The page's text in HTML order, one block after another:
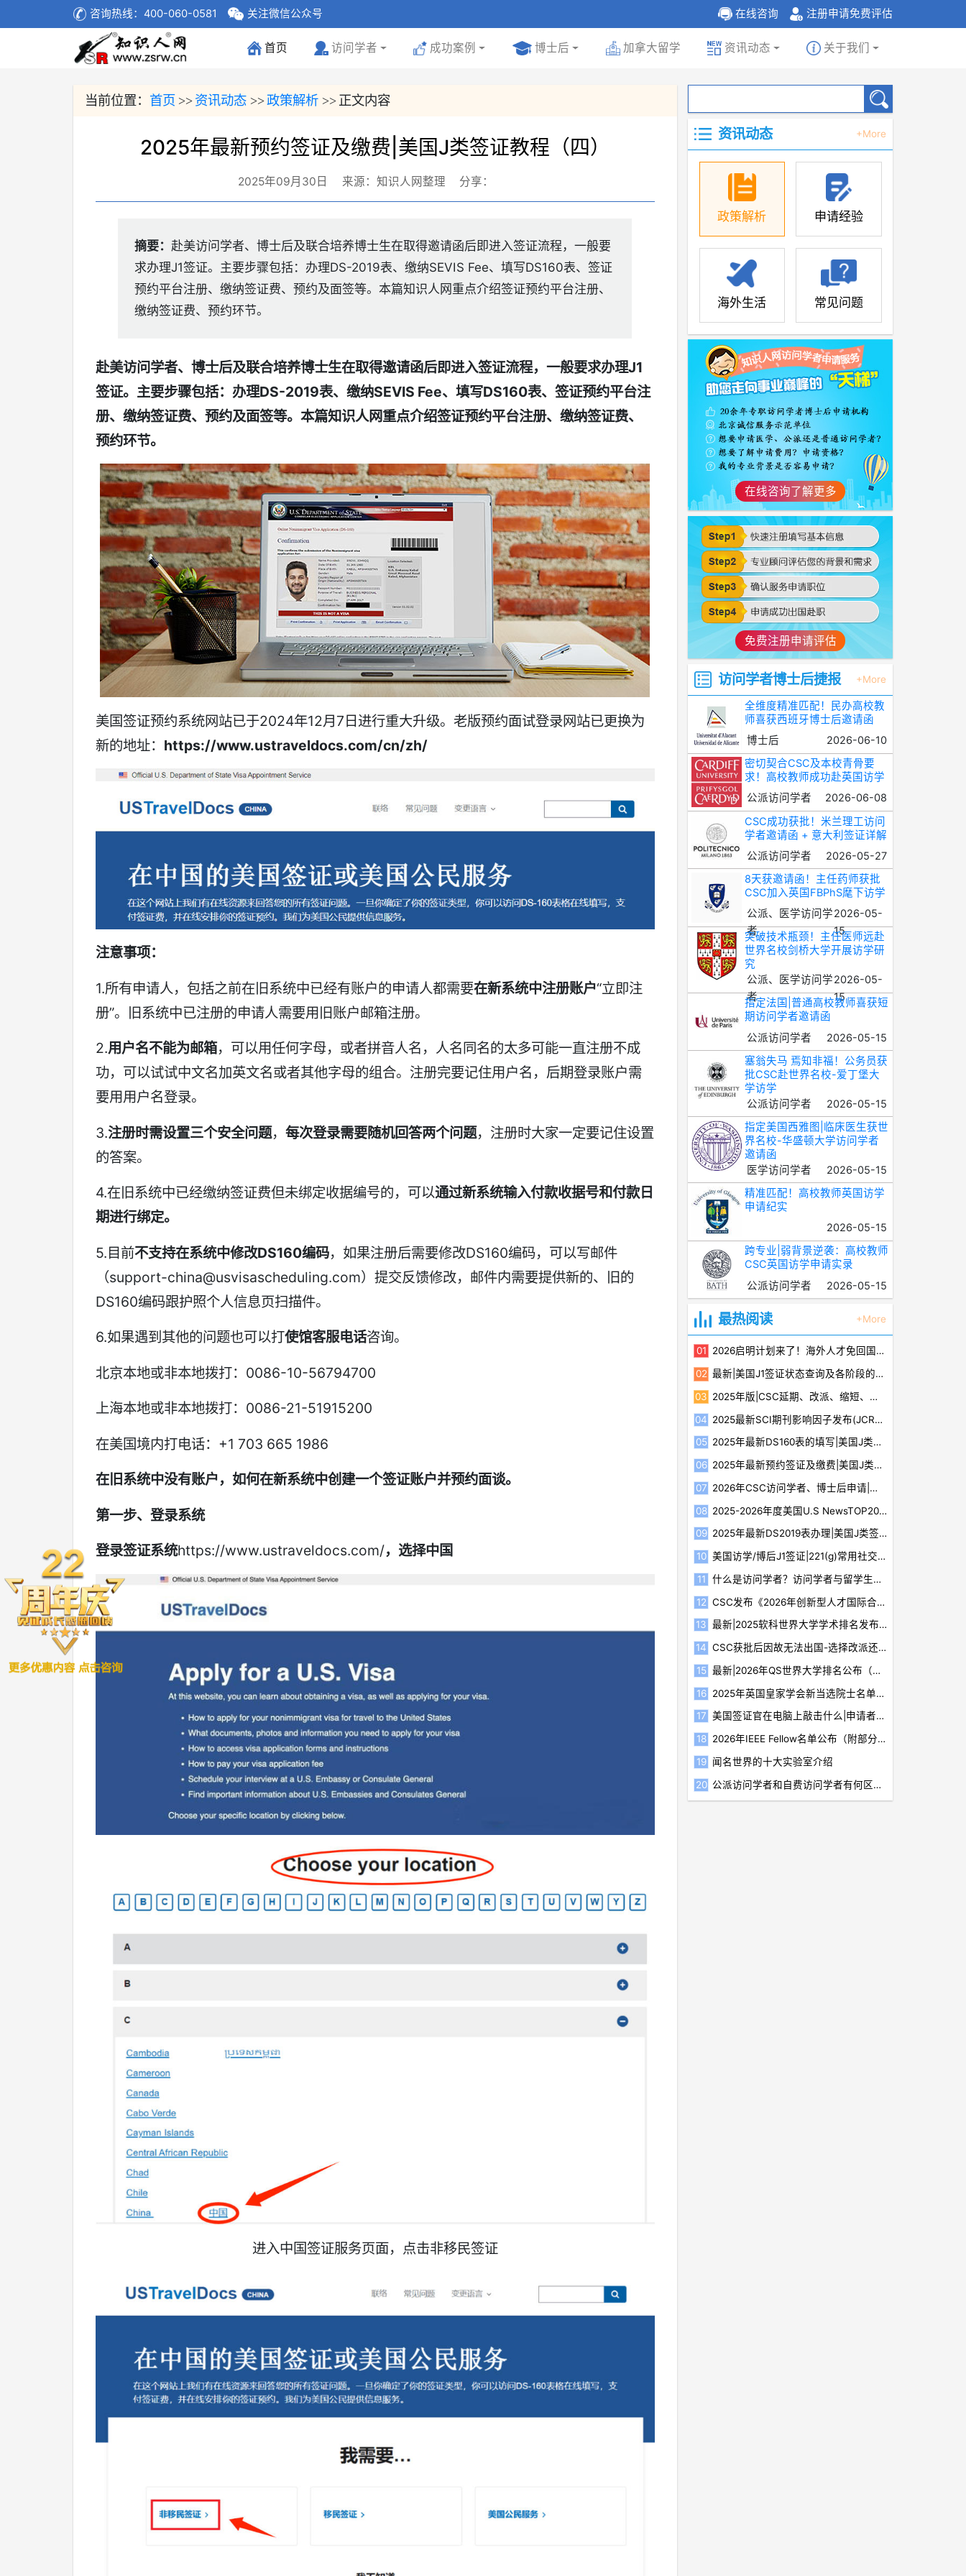
咨询热线：400-060-0581 关注微信公众号 注册申请免费评估
在线咨询
首页
(current)
访问学者 成功案例 博士后 加拿大留学 资讯动态 关于我们
当前位置： 首页 >> 资讯动态 >>政策解析 >> 正文内容
2025年最新预约签证及缴费|美国J类签证教程（四）
2025年09月30日 来源：知识人网整理 分享：
摘要： 赴美访问学者、博士后及联合培养博士生在取得邀请函后即进入签证流程，一般要
求办理J1签证。主要步骤包括：办理DS-2019表、缴纳SEVIS Fee、填写DS160表、签证
预约平台注册、缴纳签证费、预约及面签等。本篇知识人网重点介绍签证预约平台注册、
缴纳签证费、预约环节。
赴美访问学者、博士后及联合培养博士生在取得邀请函后即进入签证流程，一般要求办理J1
签证。主要步骤包括：办理DS-2019表、缴纳SEVIS Fee、填写DS160表、签证预约平台注
册、缴纳签证费、预约及面签等。本篇知识人网重点介绍签证预约平台注册、缴纳签证费、
预约环节。
美国签证预约系统网站已于2024年12月7日进行重大升级。老版预约面试登录网站已更换为
新的地址： https://www.ustraveldocs.com/cn/zh/
注意事项：
1.所有申请人，包括之前在旧系统中已经有账户的申请人都需要在新系统中注册账户“立即注
册”。旧系统中已注册的申请人需要用旧账户邮箱注册。
2.用户名不能为邮箱，可以用任何字母，或者拼音人名，人名同名的太多可能一直注册不成
功，可以试试中文名加英文名或者其他字母的组合。注册完要记住用户名，后期登录账户需
要用用户名登录。
3.注册时需设置三个安全问题， 每次登录需要随机回答两个问题，注册时大家一定要记住设置
的答案。
4.在旧系统中已经缴纳签证费但未绑定收据编号的，可以通过新系统输入付款收据号和付款日
期进行绑定。
5.目前不支持在系统中修改DS160编码，如果注册后需要修改DS160编码，可以写邮件
（support-china@usvisascheduling.com）提交反馈修改，邮件内需要提供新的、旧的
DS160编码跟护照个人信息页扫描件。
6.如果遇到其他的问题也可以打使馆客服电话咨询。
北京本地或非本地拨打：0086-10-56794700
上海本地或非本地拨打：0086-21-51915200
在美国境内打电话：+1 703 665 1986
在旧系统中没有账户，如何在新系统中创建一个签证账户并预约面谈。
第一步、登录系统
登录签证系统https://www.ustraveldocs.com/，选择中国
进入中国签证服务页面，点击非移民签证
资讯动态 +More
政策解析 申请经验
海外生活 常见问题
在线咨询了解更多
免费注册申请评估
访问学者博士后捷报 +More
全维度精准匹配！民办高校教
师喜获西班牙博士后邀请函
博士后
2026-06-10
密切契合CSC及本校青骨要
求！高校教师成功赴英国访学
公派访问学者
2026-06-08
CSC成功获批！米兰理工访问
学者邀请函 + 意大利签证详解
公派访问学者
2026-05-27
8天获邀请函！主任药师获批
CSC加入英国FBPhS麾下访学
公派、医学访问学
者
2026-05-
15
突破技术瓶颈！主任医师远赴
世界名校剑桥大学开展访学研
究
公派、医学访问学
者
2026-05-
15
指定法国|普通高校教师喜获短
期访问学者邀请函
公派访问学者
2026-05-15
塞翁失马 焉知非福！公务员获
批CSC赴世界名校-爱丁堡大
学访学
公派访问学者
2026-05-15
指定美国西雅图|临床医生获世
界名校-华盛顿大学访问学者
邀请函
医学访问学者
2026-05-15
精准匹配！高校教师英国访学
申请纪实
2026-05-15
跨专业|弱背景逆袭：高校教师
CSC英国访学申请实录
公派访问学者
2026-05-15
最热阅读 +More
2026启明计划来了！海外人才免回国即享最高500万资助
最新|美国J1签证状态查询及各阶段的含义
2025年版|CSC延期、改派、缩短、放弃等最新规定
2025最新SCI期刊影响因子发布(JCR2024)（含Top600榜单）
2025年最新DS160表的填写|美国J类签证教程（三）
2025年最新预约签证及缴费|美国J类签证教程（四）
2026年CSC访问学者、博士后申请|评审标准细则分析及建议
2025-2026年度美国U.S NewsTOP20最佳医院榜单及15个专科排名
2025年最新DS2019表办理|美国J类签证教程（一）
美国访学/博后J1签证|221(g)常用社交媒体补件注意事项
什么是访问学者？访问学者与留学生有什么区别？
CSC发布《2026年创新型人才国际合作培养项目指南》
最新|2025软科世界大学学术排名发布（附Top200榜单）
CSC获批后因故无法出国-选择改派还是放弃
最新|2026年QS世界大学排名公布（附前200榜单）
2025年英国皇家学会新当选院士名单揭晓（附部分华人当选者简介）
美国签证官在电脑上敲击什么|申请者应如何应对
2026年IEEE Fellow名单公布（附部分新晋华人学者简介）
闻名世界的十大实验室介绍
公派访问学者和自费访问学者有何区别？